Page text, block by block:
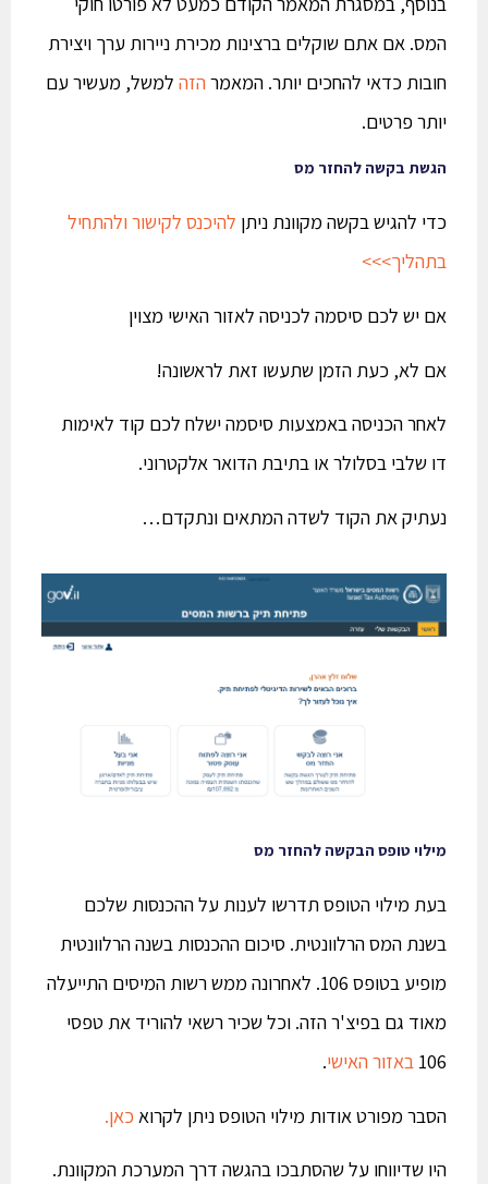
המס. אם אתם שוקלים ברצינות מכירת ניירות ערך ויצירת
חובות כדאי להחכים יותר. המאמרהזהלמשל, מעשיר עם
יותר פרטים.
הגשת בקשה להחזר מס
כדי להגיש בקשה מקוונת ניתןלהיכנס לקישור ולהתחיל
בתהליך>>>
אם יש לכם סיסמה לכניסה לאזור האישי מצוין
אם לא, כעת הזמן שתעשו זאת לראשונה!
לאחר הכניסה באמצעות סיסמה ישלח לכם קוד לאימות
דו שלבי בסלולר או בתיבת הדואר אלקטרוני.
נעתיק את הקוד לשדה המתאים ונתקדם…
מילוי טופס הבקשה להחזר מס
בעת מילוי הטופס תדרשו לענות על ההכנסות שלכם
בשנת המס הרלוונטית. סיכום ההכנסות בשנה הרלוונטית
מופיע בטופס 106. לאחרונה ממש רשות המיסים התייעלה
מאוד גם בפיצ'ר הזה. וכל שכיר רשאי להוריד את טפסי
106באזור האישי.
הסבר מפורט אודות מילוי הטופס ניתן לקרואכאן.
היו שדיווחו על שהסתבכו בהגשה דרך המערכת המקוונת.